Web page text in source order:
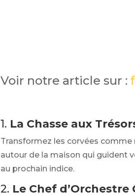
Voir notre article sur :
1. La Chasse aux
Transformez les corvées comme
autour de la maison qui guident
au prochain indice.
2. Le Chef d’Orchestre